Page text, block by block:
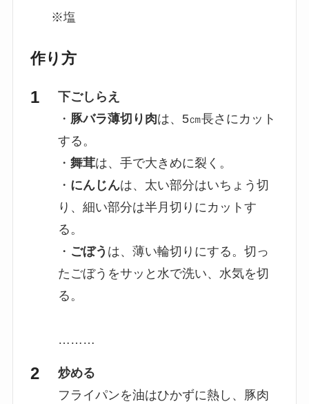
※塩
作り方
下ごしらえ
・ 豚バラ薄切り肉は、5㎝長さにカット
する。
・ 舞茸は、手で大きめに裂く。
・ にんじんは、太い部分はいちょう切
り、細い部分は半月切りにカットす
る。
・ ごぼう は、薄い輪切りにする。切っ
たごぼうをサッと水で洗い、水気を切
る。
………
炒める
フライパンを油はひかずに熱し、豚肉